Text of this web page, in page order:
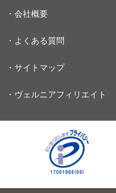
・会社概要
・よくある質問
・サイトマップ
・ヴェルニアフィリエイト